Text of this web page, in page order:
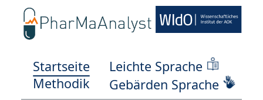
Startseite
Methodik
Leichte Sprache
Gebärden Sprache